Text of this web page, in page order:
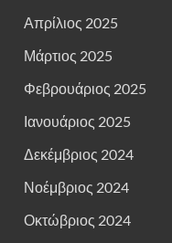
Απρίλιος 2025
Μάρτιος 2025
Φεβρουάριος 2025
Ιανουάριος 2025
Δεκέμβριος 2024
Νοέμβριος 2024
Οκτώβριος 2024